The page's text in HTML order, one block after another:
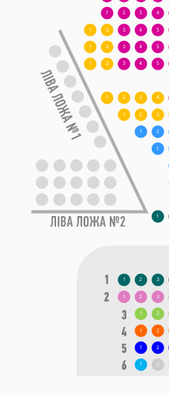
1
1 2 3 4 5
1 2 3 4 5
1
1 2 3
1
1 2
1
1 2
1 2
2
2 3
1 2 3 4
1 2 3
1 2
1
1
2 3 4 5
2 3 4